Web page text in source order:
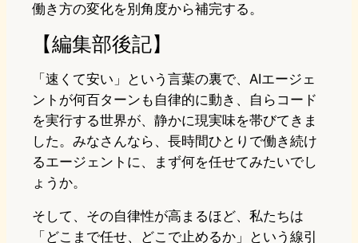
働き方の変化を別角度から補完する。
【編集部後記】
「速くて安い」という言葉の裏で、AIエージェ
ントが何百ターンも自律的に動き、自らコード
を実行する世界が、静かに現実味を帯びてきま
した。みなさんなら、長時間ひとりで働き続け
るエージェントに、まず何を任せてみたいでし
ょうか。
そして、その自律性が高まるほど、私たちは
「どこまで任せ、どこで止めるか」という線引